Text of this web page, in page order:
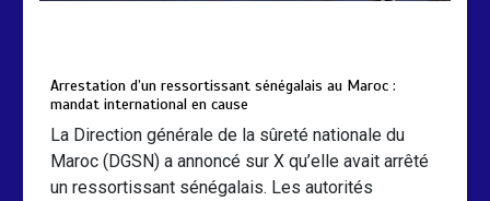
Arrestation d’un ressortissant sénégalais au Maroc :
mandat international en cause
La Direction générale de la sûreté nationale du
Maroc (DGSN) a annoncé sur X qu’elle avait arrêté
un ressortissant sénégalais. Les autorités